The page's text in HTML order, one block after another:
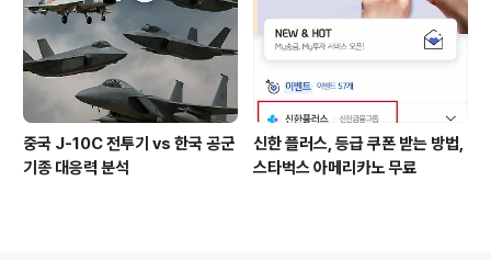
중국 J-10C 전투기 vs 한국 공군
기종 대응력 분석
신한 플러스, 등급 쿠폰 받는 방법,
스타벅스 아메리카노 무료